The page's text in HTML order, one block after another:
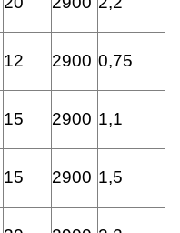
12 2900 0,75
15 2900 1,1
15 2900 1,5